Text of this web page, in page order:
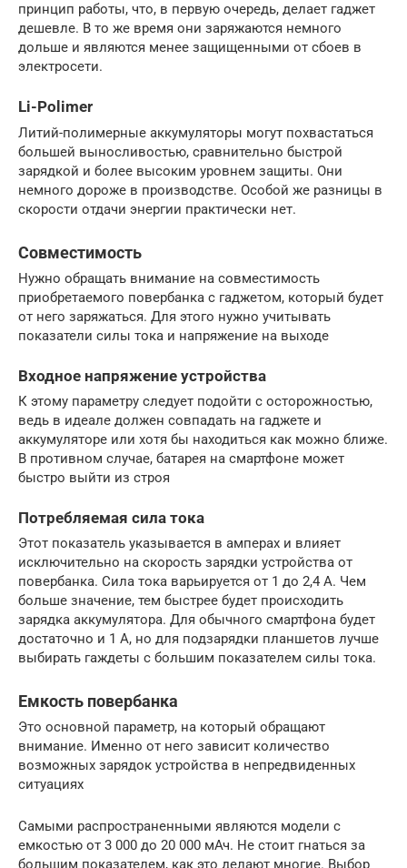
принцип работы, что, в первую очередь, делает гаджет
дешевле. В то же время они заряжаются немного
дольше и являются менее защищенными от сбоев в
электросети.
Li-Polimer
Литий-полимерные аккумуляторы могут похвастаться
большей выносливостью, сравнительно быстрой
зарядкой и более высоким уровнем защиты. Они
немного дороже в производстве. Особой же разницы в
скорости отдачи энергии практически нет.
Совместимость
Нужно обращать внимание на совместимость
приобретаемого повербанка с гаджетом, который будет
от него заряжаться. Для этого нужно учитывать
показатели силы тока и напряжение на выходе
Входное напряжение устройства
К этому параметру следует подойти с осторожностью,
ведь в идеале должен совпадать на гаджете и
аккумуляторе или хотя бы находиться как можно ближе.
В противном случае, батарея на смартфоне может
быстро выйти из строя
Потребляемая сила тока
Этот показатель указывается в амперах и влияет
исключительно на скорость зарядки устройства от
повербанка. Сила тока варьируется от 1 до 2,4 А. Чем
больше значение, тем быстрее будет происходить
зарядка аккумулятора. Для обычного смартфона будет
достаточно и 1 А, но для подзарядки планшетов лучше
выбирать гаждеты с большим показателем силы тока.
Емкость повербанка
Это основной параметр, на который обращают
внимание. Именно от него зависит количество
возможных зарядок устройства в непредвиденных
ситуациях
Самыми распространенными являются модели с
емкостью от 3 000 до 20 000 мАч. Не стоит гнаться за
большим показателем, как это делают многие. Выбор